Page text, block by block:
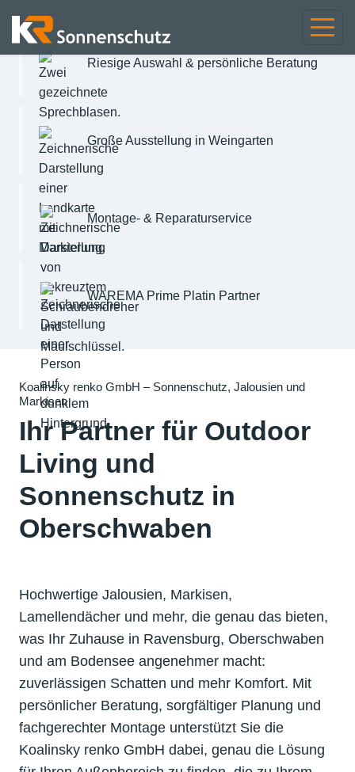
Riesige Auswahl & persönliche Beratung
Große Ausstellung in Weingarten
Montage- & Reparaturservice
WAREMA Prime Platin Partner
Koalinsky renko GmbH – Sonnenschutz, Jalousien und
Markisen
Ihr Partner für Outdoor
Living und
Sonnenschutz in
Oberschwaben
Hochwertige Jalousien, Markisen,
Lamellendächer und mehr, die genau das bieten,
was Ihr Zuhause in Ravensburg, Oberschwaben
und am Bodensee angenehmer macht:
zuverlässigen Schatten und mehr Komfort. Mit
persönlicher Beratung, sorgfältiger Planung und
fachgerechter Montage unterstützt Sie die
Koalinsky renko GmbH dabei, genau die Lösung